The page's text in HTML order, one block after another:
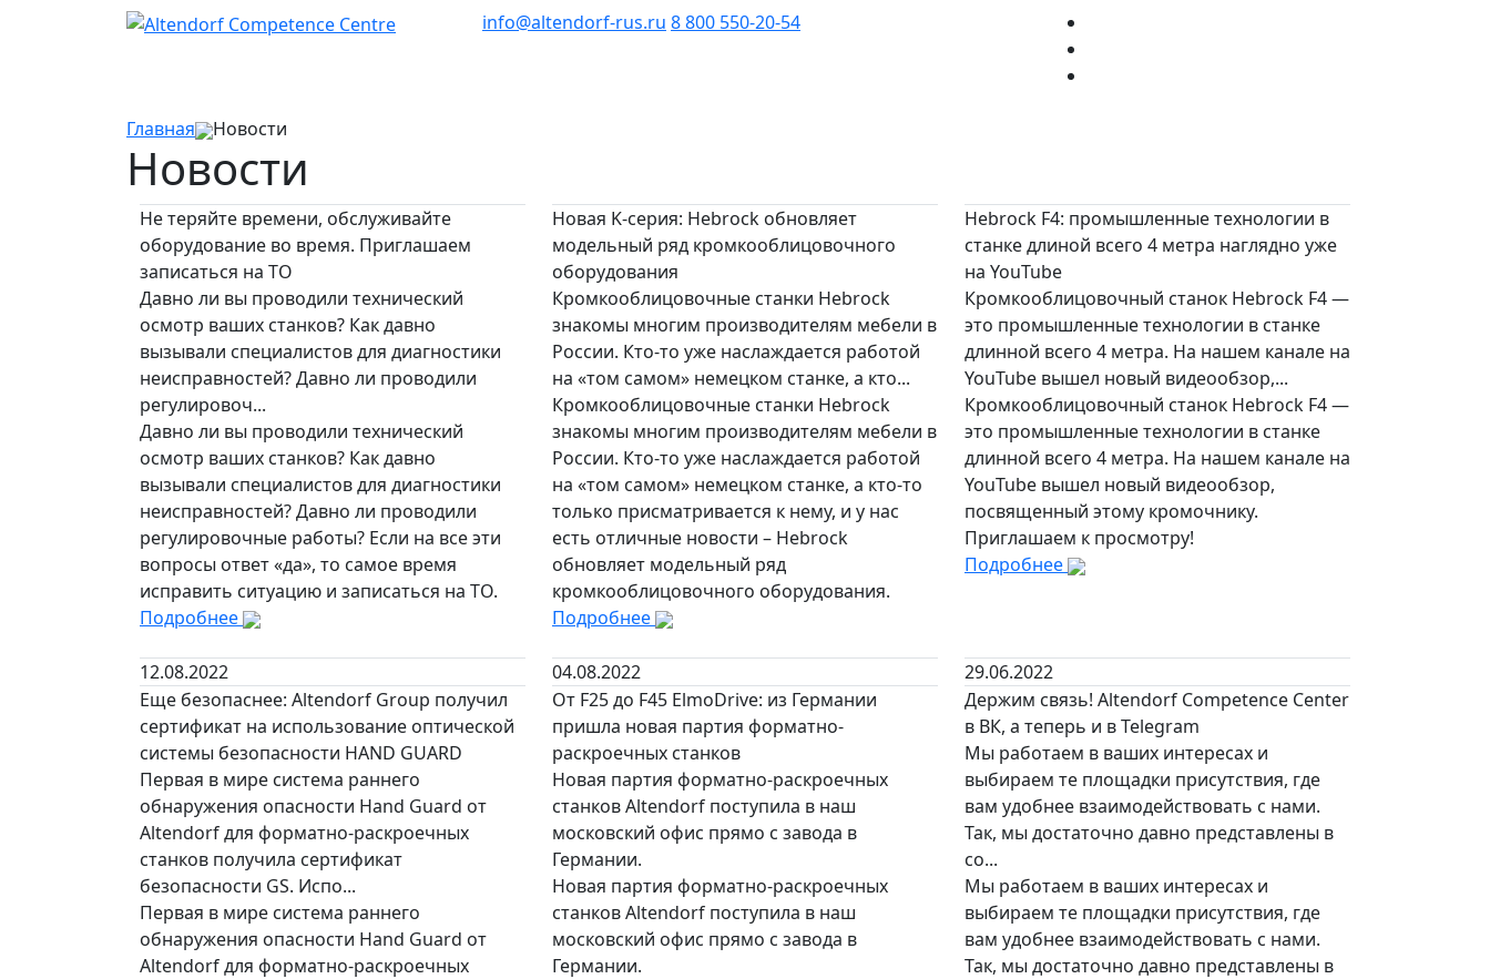
info@altendorf-rus.ru 8 800 550-20-54
Главная Новости
Новости
Не теряйте времени, обслуживайте
оборудование во время. Приглашаем
записаться на ТО
Давно ли вы проводили технический
осмотр ваших станков? Как давно
вызывали специалистов для диагностики
неисправностей? Давно ли проводили
регулировоч...
Давно ли вы проводили технический
осмотр ваших станков? Как давно
вызывали специалистов для диагностики
неисправностей? Давно ли проводили
регулировочные работы? Если на все эти
вопросы ответ «да», то самое время
исправить ситуацию и записаться на ТО.
Подробнее
12.08.2022
Новая K-серия: Hebrock обновляет
модельный ряд кромкооблицовочного
оборудования
Кромкооблицовочные станки Hebrock
знакомы многим производителям мебели в
России. Кто-то уже наслаждается работой
на «том самом» немецком станке, а кто...
Кромкооблицовочные станки Hebrock
знакомы многим производителям мебели в
России. Кто-то уже наслаждается работой
на «том самом» немецком станке, а кто-то
только присматривается к нему, и у нас
есть отличные новости – Hebrock
обновляет модельный ряд
кромкооблицовочного оборудования.
Подробнее
04.08.2022
Hebrock F4: промышленные технологии в
станке длиной всего 4 метра наглядно уже
на YouTube
Кромкооблицовочный станок Hebrock F4 —
это промышленные технологии в станке
длинной всего 4 метра. На нашем канале на
YouTube вышел новый видеообзор,...
Кромкооблицовочный станок Hebrock F4 —
это промышленные технологии в станке
длинной всего 4 метра. На нашем канале на
YouTube вышел новый видеообзор,
посвященный этому кромочнику.
Приглашаем к просмотру!
Подробнее
29.06.2022
Еще безопаснее: Altendorf Group получил
сертификат на использование оптической
системы безопасности HAND GUARD
Первая в мире система раннего
обнаружения опасности Hand Guard от
Altendorf для форматно-раскроечных
станков получила сертификат
безопасности GS. Испо...
Первая в мире система раннего
обнаружения опасности Hand Guard от
Altendorf для форматно-раскроечных
От F25 до F45 ElmoDrive: из Германии
пришла новая партия форматно-
раскроечных станков
Новая партия форматно-раскроечных
станков Altendorf поступила в наш
московский офис прямо с завода в
Германии.
Новая партия форматно-раскроечных
станков Altendorf поступила в наш
московский офис прямо с завода в
Германии.
Держим связь! Altendorf Competence Сenter
в ВК, а теперь и в Telegram
Мы работаем в ваших интересах и
выбираем те площадки присутствия, где
вам удобнее взаимодействовать с нами.
Так, мы достаточно давно представлены в
со...
Мы работаем в ваших интересах и
выбираем те площадки присутствия, где
вам удобнее взаимодействовать с нами.
Так, мы достаточно давно представлены в